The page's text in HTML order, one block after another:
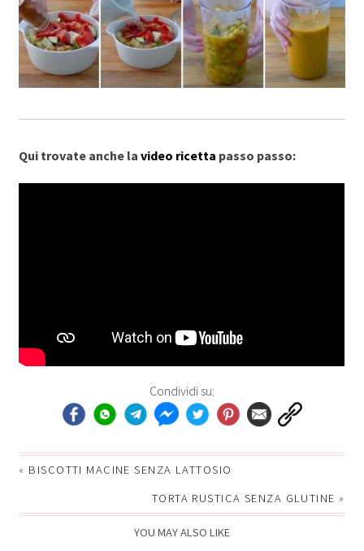
Qui trovate anche lavideo ricetta passo passo:
Condividi su:
« BISCOTTI MACINE SENZA LATTOSIO
TORTA RUSTICA SENZA GLUTINE »
YOU MAY ALSO LIKE